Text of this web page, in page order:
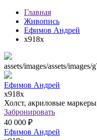
Главная
Живопись
Ефимов Андрей
х918х
assets/images/assets/
Ефимов Андрей
х918х
Холст, акриловые
Забронировать
40 000 ₽
Ефимов Андрей